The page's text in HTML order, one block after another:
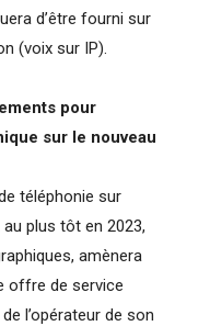
d’être fourni sur
(voix sur IP).
pour
sur le nouveau
téléphonie sur
plus tôt en 2023,
amènera
offre de service
l’opérateur de son